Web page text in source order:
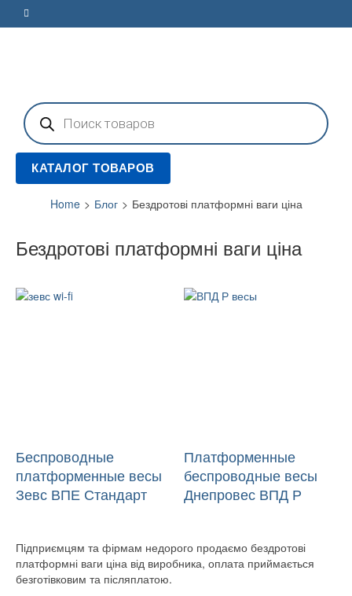
Поиск
товаров
КАТАЛОГ ТОВАРОВ
Home > Блог > Бездротові платформні ваги ціна
Бездротові платформні ваги ціна
Беспроводные
платформенные весы
Зевс ВПЕ Стандарт
Платформенные
беспроводные весы
Днепровес ВПД Р
Підприємцям та фірмам недорого продаємо бездротові
платформні ваги ціна від виробника, оплата приймається
безготівковим та післяплатою.